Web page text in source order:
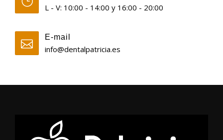
L - V: 10:00 - 14:00 y 16:00 - 20:00
E-mail
info@dentalpatricia.es